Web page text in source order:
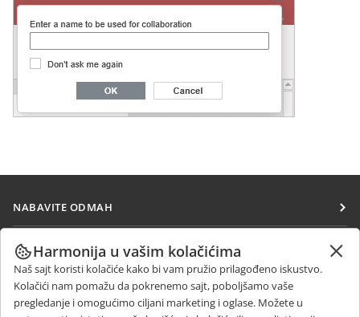
NABAVITE ODMAH
Docs
DocSpace
Workspace
SARAĐUJTE
Za doprinosioce
Za prevodioce
PRIMAJTE VESTI
Blog
Harmonija u vašim kolačićima
Naš sajt koristi kolačiće kako bi vam pružio prilagođeno iskustvo.
Kolačići nam pomažu da pokrenemo sajt, poboljšamo vaše
pregledanje i omogućimo ciljani marketing i oglase. Možete u